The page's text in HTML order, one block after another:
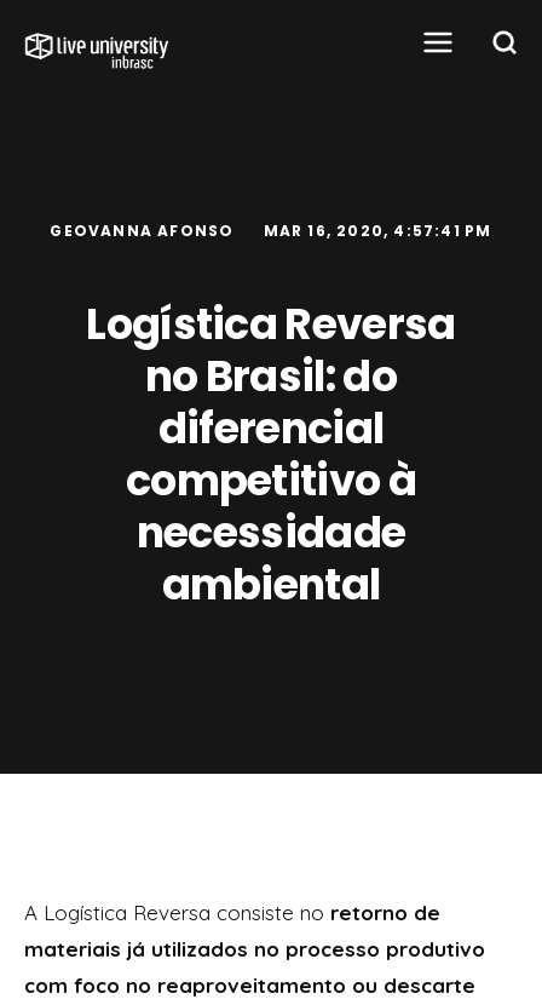
GEOVANNA AFONSO MAR 16, 2020, 4:57:41 PM
Logística Reversa
no Brasil: do
diferencial
competitivo à
necessidade
ambiental
A Logística Reversa consiste no retorno de
materiais já utilizados no processo produtivo
com foco no reaproveitamento ou descarte